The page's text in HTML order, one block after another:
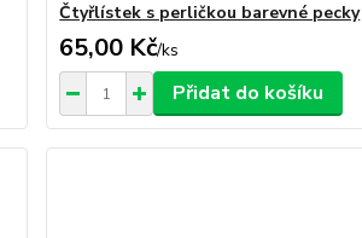
Čtyřlístek s perličkou barevné pecky
65,00 Kč/ks
Přidat do košíku